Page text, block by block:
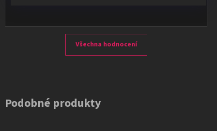
Všechna hodnocení
Podobné produkty